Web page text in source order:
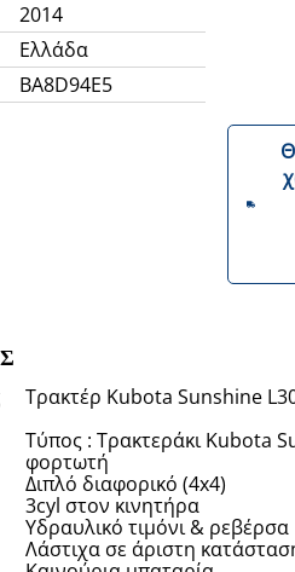
2014
Ελλάδα
BA8D94E5
Τρακτέρ Kubota Sunshine
Τύπος : Τρακτεράκι Kubota
φορτωτή
Διπλό διαφορικό (4x4)
3cyl στον κινητήρα
Υδραυλικό τιμόνι & ρεβέρσα
Λάστιχα σε άριστη